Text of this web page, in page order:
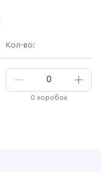
Кол-во:
0 коробок